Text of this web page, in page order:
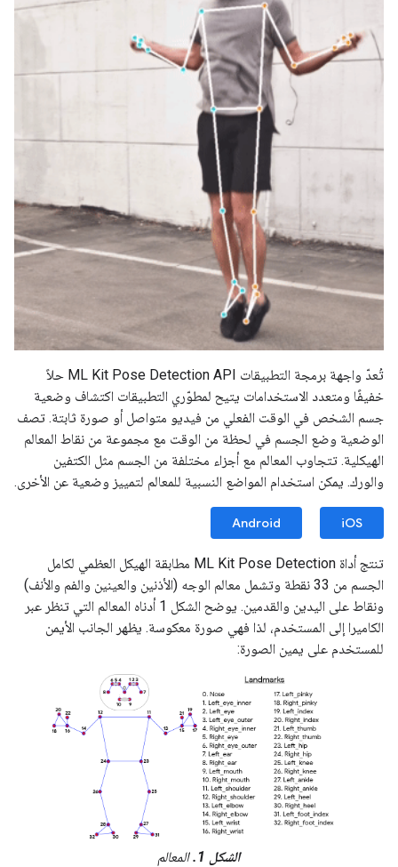
تُعدّ واجهة برمجة التطبيقات ML Kit Pose Detection API حلاً
خفيفًا ومتعدد الاستخدامات يتيح لمطوّري التطبيقات اكتشاف وضعية
جسم الشخص في الوقت الفعلي من فيديو متواصل أو صورة ثابتة. تصف
الوضعية وضع الجسم في لحظة من الوقت مع مجموعة من نقاط المعالم
الهيكلية. تتجاوب المعالم مع أجزاء مختلفة من الجسم مثل الكتفين
والورك. يمكن استخدام المواضع النسبية للمعالم لتمييز وضعية عن الأخرى.
iOS
Android
تنتج أداة ML Kit Pose Detection مطابقة الهيكل العظمي لكامل
الجسم من 33 نقطة وتشمل معالم الوجه (الأذنين والعينين والفم والأنف)
ونقاط على اليدين والقدمين. يوضح الشكل 1 أدناه المعالم التي تنظر عبر
الكاميرا إلى المستخدم، لذا فهي صورة معكوسة. يظهر الجانب الأيمن
للمستخدم على يمين الصورة:
الشكل 1. المعالم